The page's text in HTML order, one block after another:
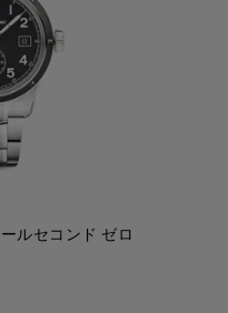
ルセコンド ゼロ